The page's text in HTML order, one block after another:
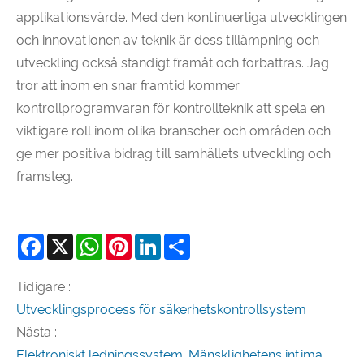
applikationsvärde. Med den kontinuerliga utvecklingen
och innovationen av teknik är dess tillämpning och
utveckling också ständigt framåt och förbättras. Jag
tror att inom en snar framtid kommer
kontrollprogramvaran för kontrollteknik att spela en
viktigare roll inom olika branscher och områden och
ge mer positiva bidrag till samhällets utveckling och
framsteg.
Facebook
X WhatsAppPinterestLinkedIn
Tidigare :
Utvecklingsprocess för säkerhetskontrollsystem
Nästa :